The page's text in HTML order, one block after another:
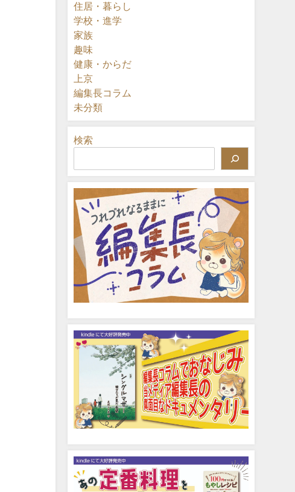
住居・暮らし
学校・進学
家族
趣味
健康・からだ
上京
編集長コラム
未分類
検索